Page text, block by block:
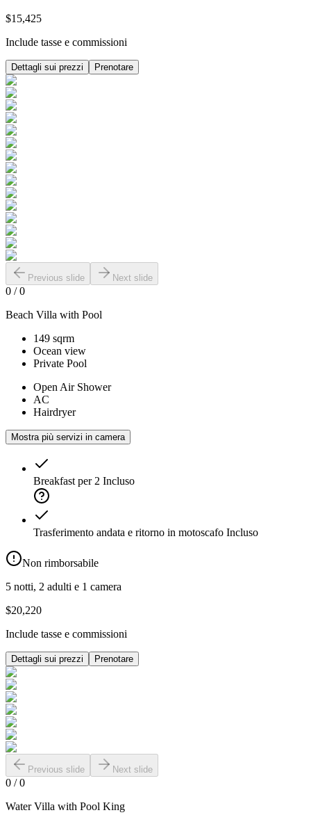
$15,425
Include tasse e commissioni
Dettagli sui prezzi Prenotare
Previous slide Next slide
0 /0
Beach Villa with Pool
149 sqrm
Ocean view
Private Pool
Open Air Shower
AC
Hairdryer
Mostra più servizi in camera
Breakfast per 2 Incluso
Trasferimento andata e ritorno in motoscafo Incluso
Non rimborsabile
5 notti, 2 adulti e 1 camera
$20,220
Include tasse e commissioni
Dettagli sui prezzi Prenotare
Previous slide Next slide
0 /0
Water Villa with Pool King